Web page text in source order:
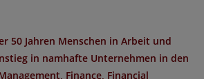
50 Jahren Menschen in Arbeit und
in namhafte Unternehmen in den
Finance, Financial